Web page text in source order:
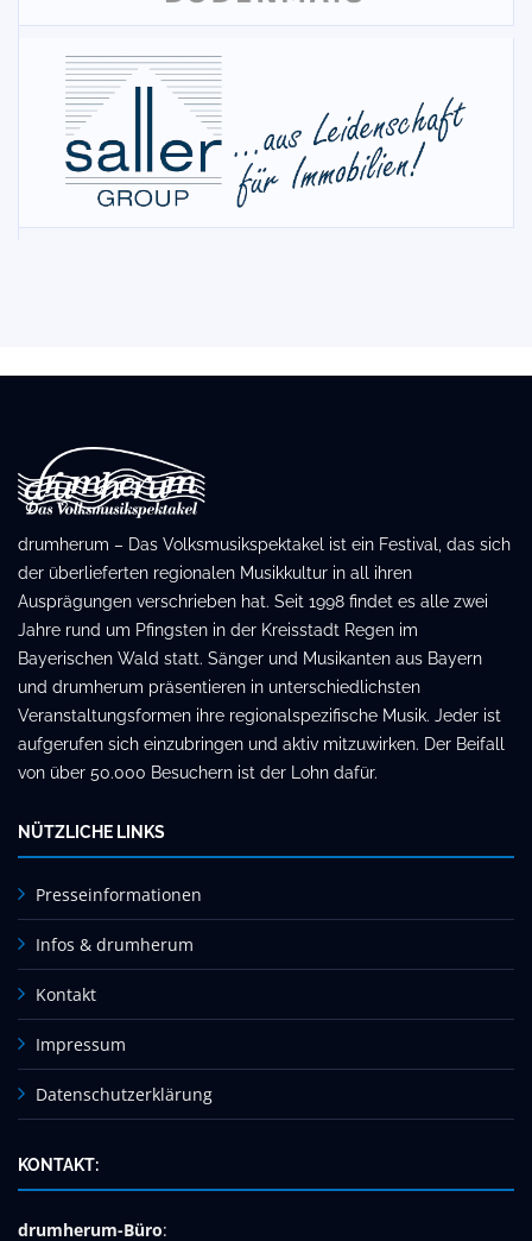
drumherum – Das Volksmusikspektakel ist ein Festival, das sich
der überlieferten regionalen Musikkultur in all ihren
Ausprägungen verschrieben hat. Seit 1998 findet es alle zwei
Jahre rund um Pfingsten in der Kreisstadt Regen im
Bayerischen Wald statt. Sänger und Musikanten aus Bayern
und drumherum präsentieren in unterschiedlichsten
Veranstaltungsformen ihre regionalspezifische Musik. Jeder ist
aufgerufen sich einzubringen und aktiv mitzuwirken. Der Beifall
von über 50.000 Besuchern ist der Lohn dafür.
NÜTZLICHE LINKS
Presseinformationen
Infos & drumherum
Kontakt
Impressum
Datenschutzerklärung
KONTAKT:
drumherum-Büro: